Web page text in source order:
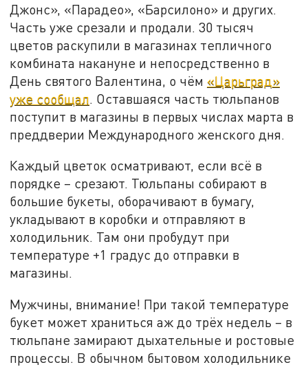
Джонс», «Парадео», «Барсилоно» и других.
Часть уже срезали и продали. 30 тысяч
цветов раскупили в магазинах тепличного
комбината накануне и непосредственно в
День святого Валентина, о чём «Царьград»
уже сообщал. Оставшаяся часть тюльпанов
поступит в магазины в первых числах марта в
преддверии Международного женского дня.
Каждый цветок осматривают, если всё в
порядке – срезают. Тюльпаны собирают в
большие букеты, оборачивают в бумагу,
укладывают в коробки и отправляют в
холодильник. Там они пробудут при
температуре +1 градус до отправки в
магазины.
Мужчины, внимание! При такой температуре
букет может храниться аж до трёх недель – в
тюльпане замирают дыхательные и ростовые
процессы. В обычном бытовом холодильнике